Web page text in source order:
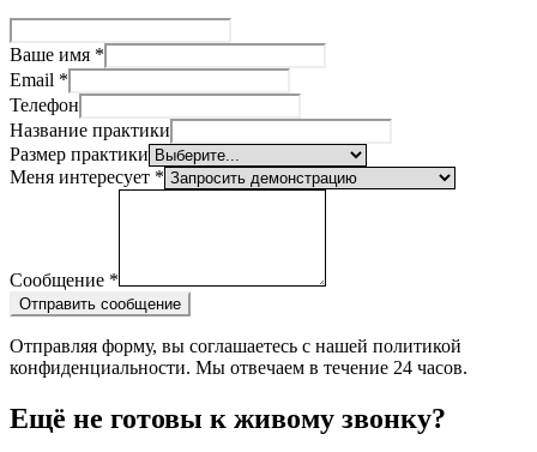
Ваше имя *
Email *
Телефон
Название практики
Размер практики
Меня интересует *
Сообщение *
Отправить сообщение
Отправляя форму, вы соглашаетесь с нашей политикой
конфиденциальности. Мы отвечаем в течение 24 часов.
Ещё не готовы к живому звонку?